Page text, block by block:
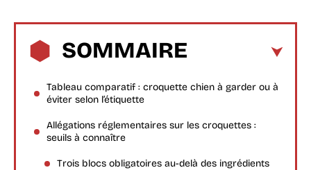
SOMMAIRE
Tableau comparatif : croquette chien à garder ou à
éviter selon l’étiquette
Allégations réglementaires sur les croquettes :
seuils à connaître
Trois blocs obligatoires au-delà des ingrédients